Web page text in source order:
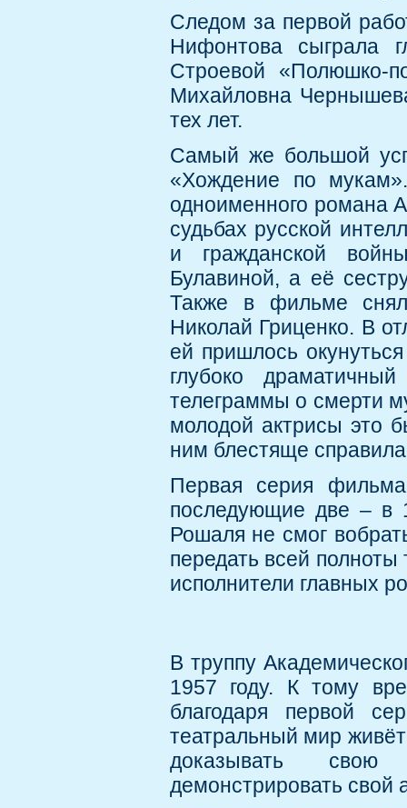
Следом за первой
Нифонтова сыграла
Строевой «Полюшко-
Михайловна
тех лет.
Самый же большой
«Хождение по
одноименного романа
судьбах русской
и гражданской
Булавиной, а её
Также в фильме
Николай Гриценко. В
ей пришлось
глубоко
телеграммы о смерти
молодой актрисы это
ним блестяще
Первая серия
последующие две – в
Рошаля не смог
передать всей
исполнители главных
В труппу
1957 году. К тому
благодаря первой
театральный мир
доказывать свою
демонстрировать свой